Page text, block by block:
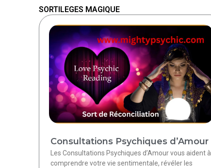
SORTILEGES MAGIQUE
Consultations Psychiques d’Amour
Les Consultations Psychiques d’Amour vous aident à
comprendre votre vie sentimentale, révéler les